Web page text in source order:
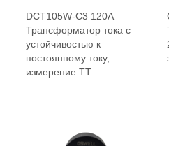
DCT105W-C3 120A
Трансформатор тока с
устойчивостью к
постоянному току,
измерение ТТ